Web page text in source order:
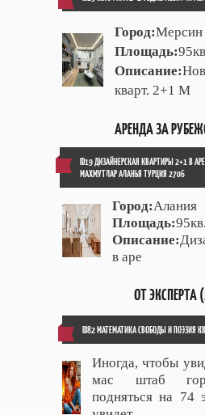
Город:Мерсин
Площадь:
Описание:
кварт. 2+1 М
АРЕНДА ЗА
ID19 ДИЗАЙНЕРСКАЯ КВАРТИРЫ 2+1 В
МАХМУТЛАР АЛАНЬЯ ТУРЦИЯ 2706
Город:Алания
Площадь:
Описание:
в аре
ОТ ЭКСПЕРТА
ID82 МАТЕМАТИКА СВОБОДЫ И ПОЭЗИЯ
Иногда, чтобы
мас штаб
подняться на 74